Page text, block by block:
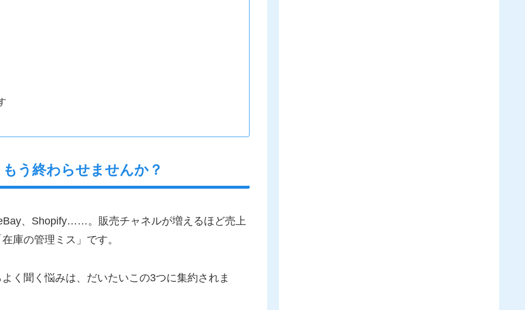
う終わらせませんか？
、Shopify……。販売チャネルが増えるほど売上
庫の管理ミス」です。
く聞く悩みは、だいたいこの3つに集約されま